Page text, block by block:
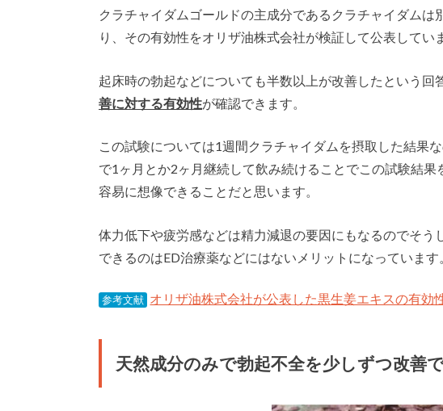
クラチャイダムゴールドの主成分であるクラチャイダム
り、その有効性をオリザ油株式会社が検証して公表してい
起床時の勃起などについても半数以上が改善したという回
善に対する有効性が確認できます。
この試験については1週間クラチャイダムを摂取した結果
で1ヶ月とか2ヶ月継続して飲み続けることでこの試験結
容易に想像できることだと思います。
体力低下や疲労感などは精力減退の要因にもなるのでそ
できるのはED治療薬などにはないメリットになっています
参考文献 オリザ油株式会社が公表した黒生姜エキスの有効
天然成分のみで勃起不全を少しずつ改善